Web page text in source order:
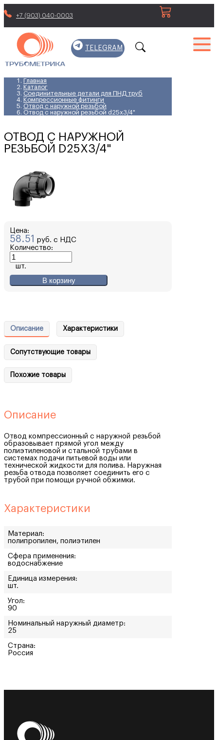
+7 (903) 040-0003
TELEGRAM
Главная
Каталог
Соединительные детали для ПНД труб
Компрессионные фитинги
Отвод с наружной резьбой
Отвод с наружной резьбой d25x3/4"
ОТВОД С НАРУЖНОЙ
РЕЗЬБОЙ D25X3/4"
Цена:
58.51 руб. с НДС
Количество:
шт.
В корзину
Описание Характеристики
Сопутствующие товары
Похожие товары
Описание
Отвод компрессионный с наружной резьбой
образовывает прямой угол между
полиэтиленовой и стальной трубами в
системах подачи питьевой воды или
технической жидкости для полива. Наружная
резьба отвода позволяет соединить его с
трубой при помощи ручной обжимки.
Характеристики
Материал:
полипропилен, полиэтилен
Сфера применения:
водоснабжение
Единица измерения:
шт.
Угол:
90
Номинальный наружный диаметр:
25
Страна:
Россия